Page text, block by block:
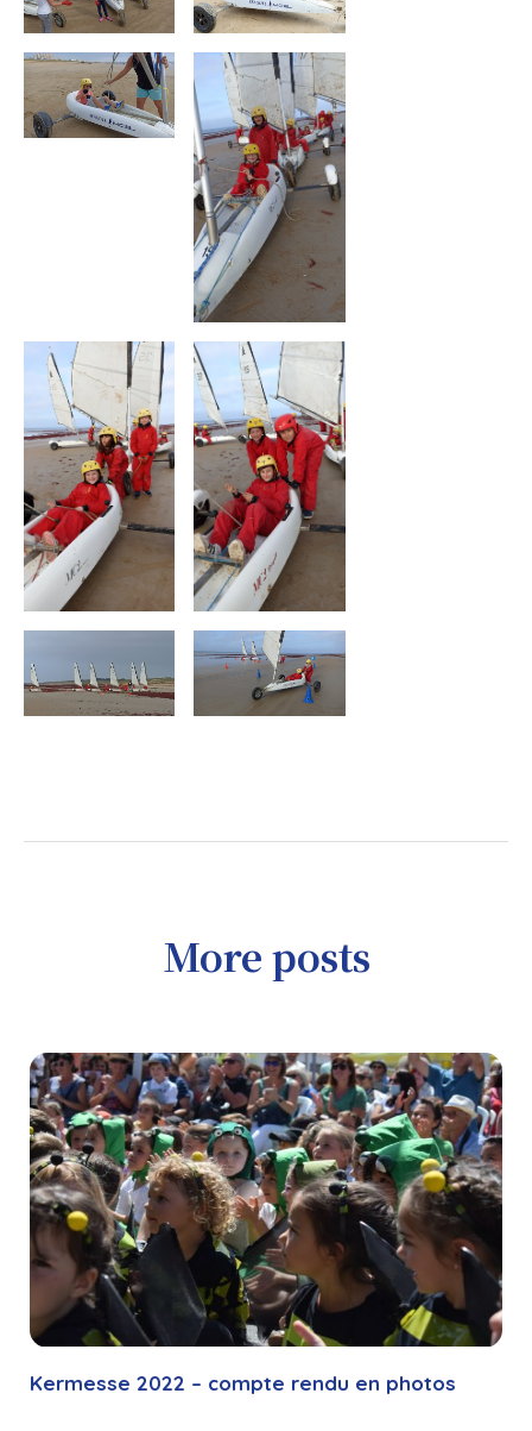
More posts
Kermesse 2022 – compte rendu en photos